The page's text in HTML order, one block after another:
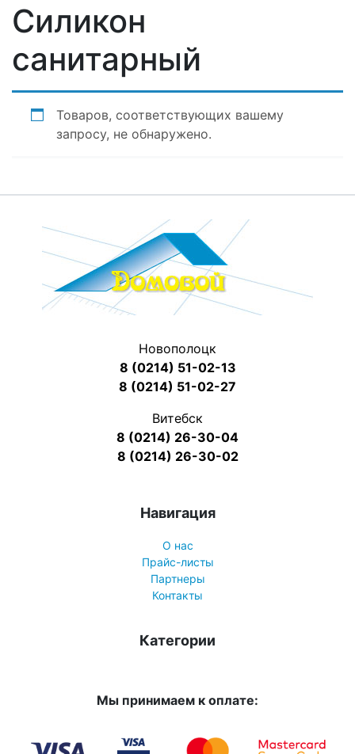
Силикон
санитарный
Товаров, соответствующих вашему
запросу, не обнаружено.
Новополоцк
8 (0214) 51-02-13
8 (0214) 51-02-27
Витебск
8 (0214) 26-30-04
8 (0214) 26-30-02
Навигация
О нас
Прайс-листы
Партнеры
Контакты
Категории
Мы принимаем к оплате: